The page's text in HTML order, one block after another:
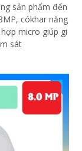
sản phẩm đến
cókhar năng
sát